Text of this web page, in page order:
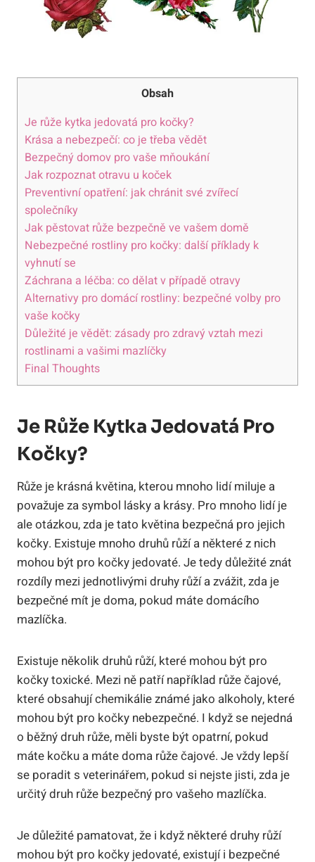
Obsah
Je růže kytka jedovatá pro kočky?
Krása a nebezpečí: co je třeba vědět
Bezpečný domov pro vaše mňoukání
Jak rozpoznat otravu u koček
Preventivní opatření: jak chránit své zvířecí
společníky
Jak pěstovat růže bezpečně ve vašem domě
Nebezpečné rostliny pro kočky: další příklady k
vyhnutí se
Záchrana a léčba: co dělat v případě otravy
Alternativy pro domácí rostliny: bezpečné volby pro
vaše kočky
Důležité je vědět: zásady pro zdravý vztah mezi
rostlinami a vašimi mazlíčky
Final Thoughts
Je Růže Kytka Jedovatá Pro
Kočky?
Růže je krásná květina, kterou mnoho lidí miluje a
považuje za symbol lásky a krásy. Pro mnoho lidí je
ale otázkou, zda je tato květina bezpečná pro jejich
kočky. Existuje mnoho druhů růží a některé z nich
mohou být pro kočky jedovaté. Je tedy důležité znát
rozdíly mezi jednotlivými druhy růží a zvážit, zda je
bezpečné mít je doma, pokud máte domácího
mazlíčka.
Existuje několik druhů růží, které mohou být pro
kočky toxické. Mezi ně patří například růže čajové,
které obsahují chemikálie známé jako alkoholy, které
mohou být pro kočky nebezpečné. I když se nejedná
o běžný druh růže, měli byste být opatrní, pokud
máte kočku a máte doma růže čajové. Je vždy lepší
se poradit s veterinářem, pokud si nejste jisti, zda je
určitý druh růže bezpečný pro vašeho mazlíčka.
Je důležité pamatovat, že i když některé druhy růží
mohou být pro kočky jedovaté, existují i bezpečné